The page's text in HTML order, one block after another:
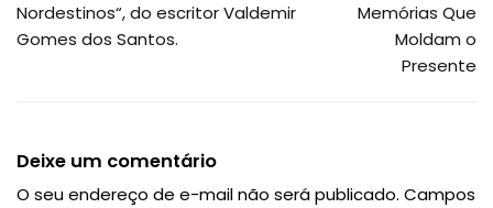
Nordestinos“, do escritor Valdemir
Gomes dos Santos.
Memórias Que
Moldam o
Presente
Deixe um comentário
O seu endereço de e-mail não será publicado. Campos